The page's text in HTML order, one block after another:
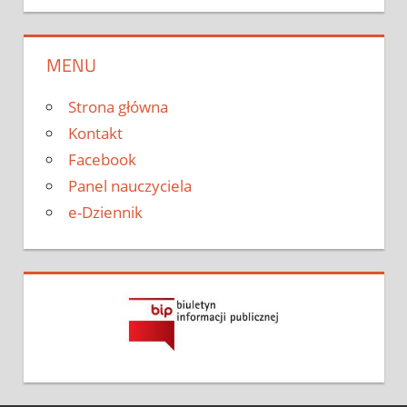
MENU
Strona główna
Kontakt
Facebook
Panel nauczyciela
e-Dziennik